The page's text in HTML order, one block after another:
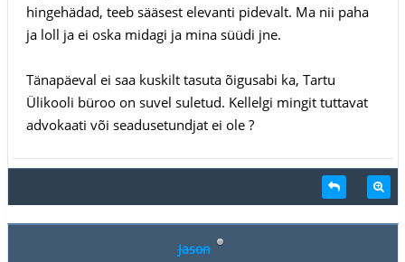
hingehädad, teeb sääsest elevanti pidevalt. Ma nii paha
ja loll ja ei oska midagi ja mina süüdi jne.
Tänapäeval ei saa kuskilt tasuta õigusabi ka, Tartu
Ülikooli büroo on suvel suletud. Kellelgi mingit tuttavat
advokaati või seadusetundjat ei ole ?
Jason